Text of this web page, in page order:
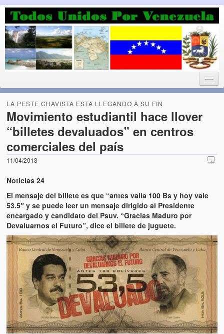
Luchando por la Democracia
Fuera el chavismo, la peor peste que le ha caido a esta tierra
Home
¡Bienvenido!
Blog. (Todos Unidos por Venezuela welcomes you to our Blog)
Acerca de este blog (About this Blog)
Artículos
El Tipo y los Rojos en Los Teques (The Jerk and the Reds in
Teques)
Hablé con Chavistas (I spoke with chavistas)
La burla del Chavez “tan amante de los niños” (The mockery of
Chavez “such a children lover”)
Los niños de las calles de Venezuela (Children of the streets of
LA PESTE CHAVISTA ESTA LLEGANDO A SU FIN
Movimiento estudiantil hace llover
“billetes devaluados” en centros
comerciales del país
11/04/2013
Noticias 24
El mensaje del billete es que “antes valía 100 Bs y hoy vale
53.5″ y se puede leer un mensaje dirigido al Presidente
encargado y candidato del Psuv. “Gracias Maduro por
Devaluarnos el Futuro”, dice el billete de juguete.